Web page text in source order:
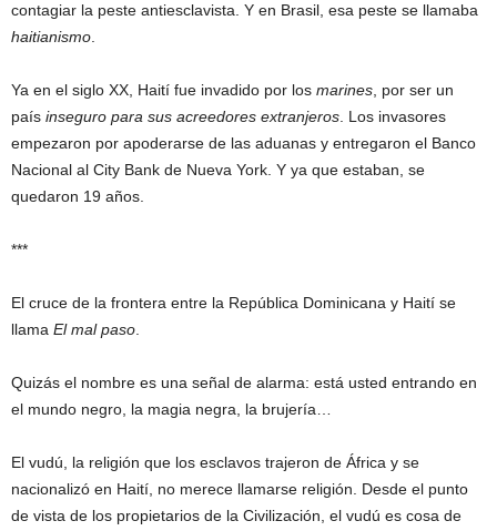
contagiar la peste antiesclavista. Y en Brasil, esa peste se llamaba
haitianismo
Ya en el siglo XX, Haití fue invadido por los marines , por ser un
país inseguro para sus acreedores extranjeros . Los invasores
empezaron por apoderarse de las aduanas y entregaron el Banco
Nacional al City Bank de Nueva York. Y ya que estaban, se
quedaron 19 años.
***
El cruce de la frontera entre la República Dominicana y Haití se
llama El mal paso
Quizás el nombre es una señal de alarma: está usted entrando en
el mundo negro, la magia negra, la brujería…
El vudú, la religión que los esclavos trajeron de África y se
nacionalizó en Haití, no merece llamarse religión. Desde el punto
de vista de los propietarios de la Civilización, el vudú es cosa de